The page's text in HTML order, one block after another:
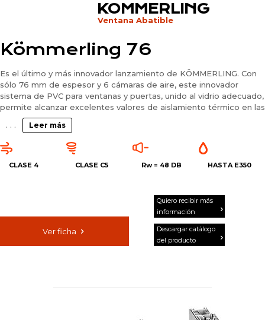
KOMMERLING
Ventana Abatible
Kömmerling 76
Es el último y más innovador lanzamiento de KÖMMERLING. Con
sólo 76 mm de espesor y 6 cámaras de aire, este innovador
sistema de PVC para ventanas y puertas, unido al vidrio adecuado,
permite alcanzar excelentes valores de aislamiento térmico en las
ventanas, llegando hasta Uw (ventana) desde 0,79 W/m2K con un
Uf desde 1,00 W/m2K.
Este producto va un paso más allá que los demás, ofreciendo
soluciones específicas para las obras más exigentes o con unas
manteniendo un diseño visual muy ligero.
Todo ello lo hace la solución idónea para dar respuesta a
proyectos de alta eficiencia energética como Passivhaus.
. . . Leer más
CLASE 4 CLASE C5 Rw = 48 DB HASTA E350
Ver ficha
Quiero recibir más
información
Descargar catálogo
del producto